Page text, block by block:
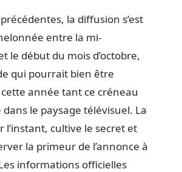
la diffusion s’est
entre la mi-
le début du mois d’octobre,
qui pourrait bien être
année tant ce créneau
dans le paysage télévisuel. La
l’instant, cultive le secret et
la primeur de l’annonce à
informations officielles